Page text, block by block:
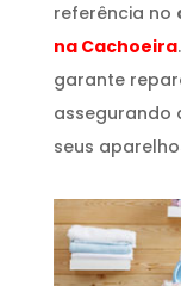
referência no
na Cachoeira
garante
assegurando
seus